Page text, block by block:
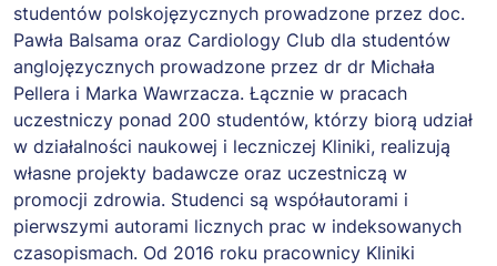
studentów polskojęzycznych prowadzone przez doc.
Pawła Balsama oraz Cardiology Club dla studentów
anglojęzycznych prowadzone przez dr dr Michała
Pellera i Marka Wawrzacza. Łącznie w pracach
uczestniczy ponad 200 studentów, którzy biorą udział
w działalności naukowej i leczniczej Kliniki, realizują
własne projekty badawcze oraz uczestniczą w
promocji zdrowia. Studenci są współautorami i
pierwszymi autorami licznych prac w indeksowanych
czasopismach. Od 2016 roku pracownicy Kliniki